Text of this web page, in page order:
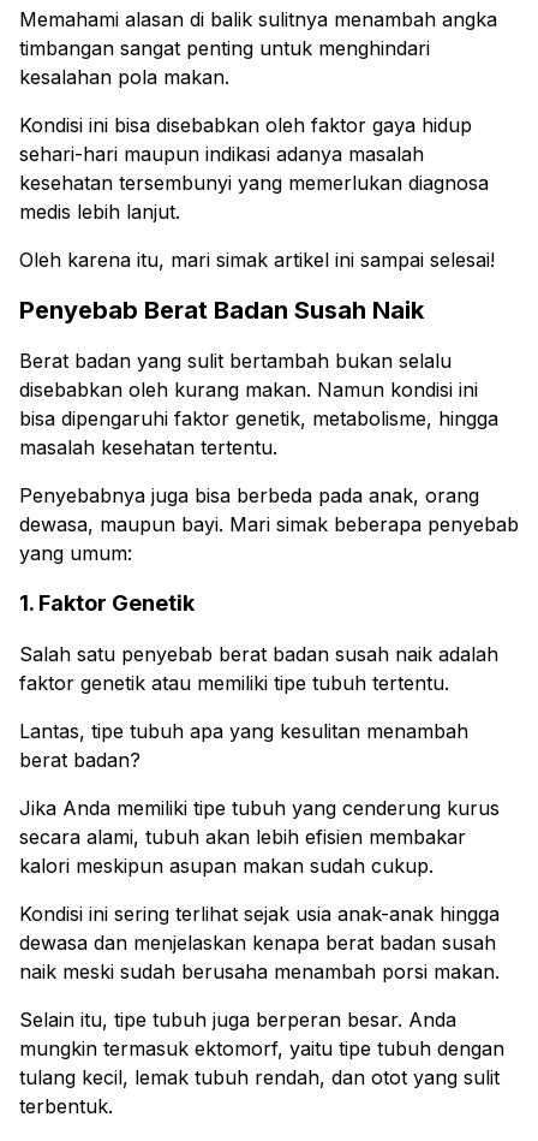
Memahami alasan di balik sulitnya menambah angka
timbangan sangat penting untuk menghindari
kesalahan pola makan.
Kondisi ini bisa disebabkan oleh faktor gaya hidup
sehari-hari maupun indikasi adanya masalah
kesehatan tersembunyi yang memerlukan diagnosa
medis lebih lanjut.
Oleh karena itu, mari simak artikel ini sampai selesai!
Penyebab Berat Badan Susah Naik
Berat badan yang sulit bertambah bukan selalu
disebabkan oleh kurang makan. Namun kondisi ini
bisa dipengaruhi faktor genetik, metabolisme, hingga
masalah kesehatan tertentu.
Penyebabnya juga bisa berbeda pada anak, orang
dewasa, maupun bayi. Mari simak beberapa penyebab
yang umum:
1. Faktor Genetik
Salah satu penyebab berat badan susah naik adalah
faktor genetik atau memiliki tipe tubuh tertentu.
Lantas, tipe tubuh apa yang kesulitan menambah
berat badan?
Jika Anda memiliki tipe tubuh yang cenderung kurus
secara alami, tubuh akan lebih efisien membakar
kalori meskipun asupan makan sudah cukup.
Kondisi ini sering terlihat sejak usia anak-anak hingga
dewasa dan menjelaskan kenapa berat badan susah
naik meski sudah berusaha menambah porsi makan.
Selain itu, tipe tubuh juga berperan besar. Anda
mungkin termasuk ektomorf, yaitu tipe tubuh dengan
tulang kecil, lemak tubuh rendah, dan otot yang sulit
terbentuk.